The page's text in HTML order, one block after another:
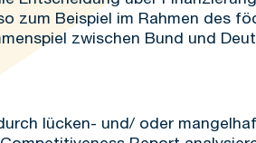
zum Beispiel im Rahmen des
zwischen Bund und
lücken- und/ oder